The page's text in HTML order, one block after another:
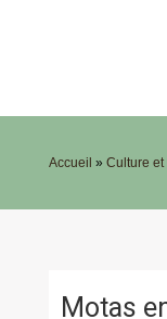
Accueil » Culture et
Motas